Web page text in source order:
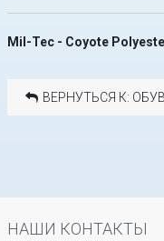
Mil-Tec - Coyote
ВЕРНУТЬСЯ К:
НАШИ КОНТАКТЫ